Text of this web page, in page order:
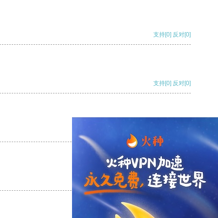
支持[0] 反对[0]
支持[0] 反对[0]
支持 [0] 反对[0]